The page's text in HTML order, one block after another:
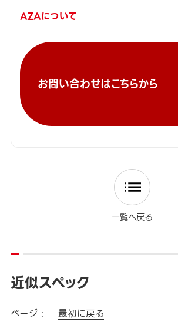
AZAについて
お問い合わせはこちらから
一覧へ戻る
近似スペック
ページ : 最初に戻る